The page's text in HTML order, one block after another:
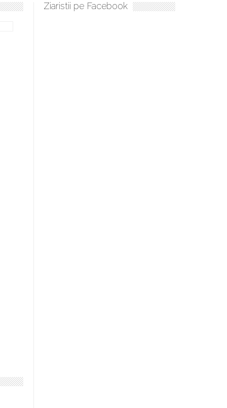
sculați, boieri mari! Sara Nukina are nevoie de ajutorul
Ziaristii pe Facebook